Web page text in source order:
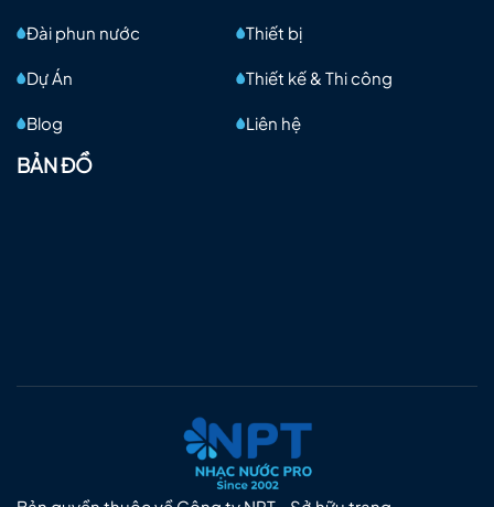
Đài phun nước Thiết bị
Dự Án Thiết kế & Thi công
Blog Liên hệ
BẢN ĐỒ